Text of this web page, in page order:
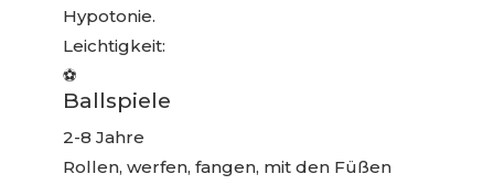
Hypotonie.
Leichtigkeit:
⚽
Ballspiele
2-8 Jahre
Rollen, werfen, fangen, mit den Füßen